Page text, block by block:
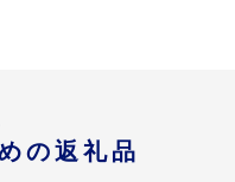
の返礼品